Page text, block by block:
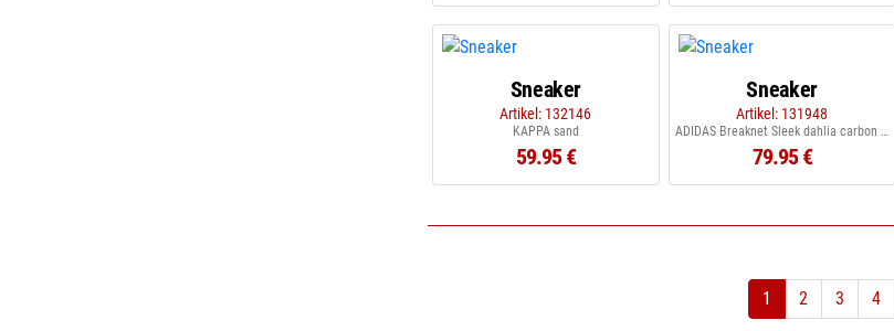
Sneaker
Artikel: 132146
KAPPA sand
59.95 €
Sneaker
Artikel: 131948
ADIDAS Breaknet Sleek dahlia carbon black
79.95 €
1 2 3 4